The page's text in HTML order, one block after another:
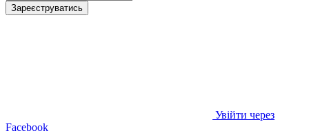
Зареєструватись
Увійти через
Facebook